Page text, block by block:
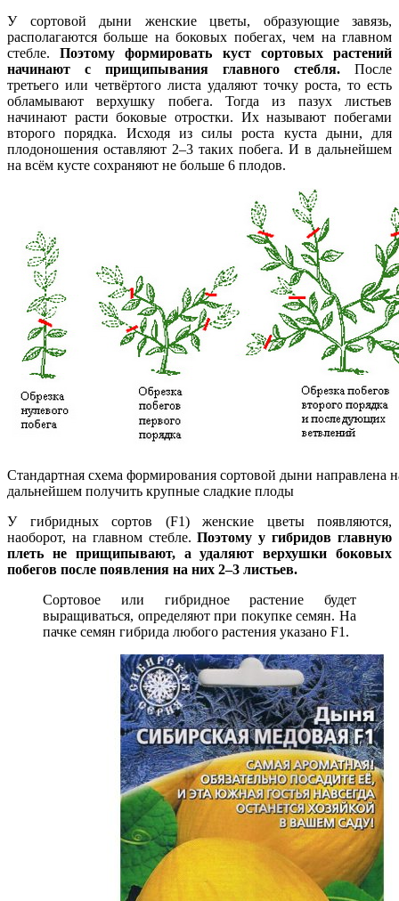
У сортовой дыни женские цветы, образующие завязь,
располагаются больше на боковых побегах, чем на главном
стебле.Поэтому формировать куст сортовых растений
начинают с прищипывания главного стебля. После
третьего или четвёртого листа удаляют точку роста, то есть
обламывают верхушку побега. Тогда из пазух листьев
начинают расти боковые отростки. Их называют побегами
второго порядка. Исходя из силы роста куста дыни, для
плодоношения оставляют 2–3 таких побега. И в дальнейшем
на всём кусте сохраняют не больше 6 плодов.
Стандартная схема формирования сортовой дыни направлена
дальнейшем получить крупные сладкие плоды
У гибридных сортов (F1) женские цветы появляются,
наоборот, на главном стебле. Поэтому у гибридов главную
плеть не прищипывают, а удаляют верхушки боковых
побегов после появления на них 2–3 листьев.
Сортовое или гибридное растение будет
выращиваться, определяют при покупке семян. На
пачке семян гибрида любого растения указано F1.